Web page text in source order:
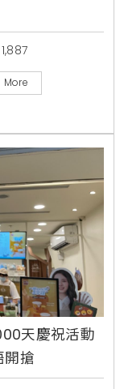
1,887
More
天慶祝活動
開搶